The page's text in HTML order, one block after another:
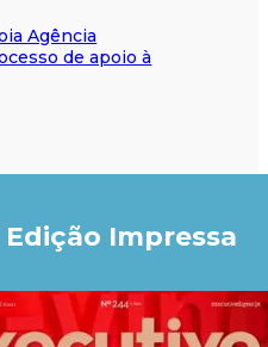
Agência
de apoio à
Edição Impressa